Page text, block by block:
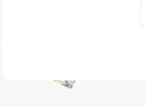
はSSL/TLSによる通信暗号化に対
操作方法や機能については、ヘル
ユーザー同士で質問・相談できる